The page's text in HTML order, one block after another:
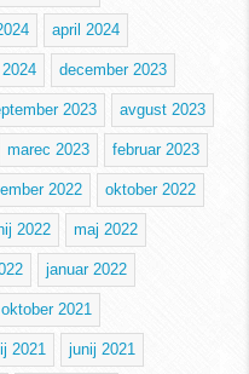
april 2024
december 2023
2023 avgust 2023
marec 2023 februar 2023
2022 oktober 2022
2022 maj 2022
januar 2022
oktober 2021
2021 junij 2021